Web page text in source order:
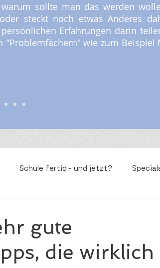
sollte man das werden
steckt noch etwas Anderes
Erfahrungen darin
wie zum Beispiel
Schule fertig - und jetzt?
gute
die wirklich